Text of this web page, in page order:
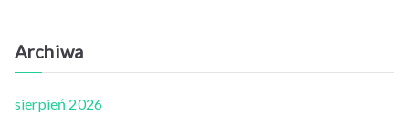
Archiwa
sierpień 2026